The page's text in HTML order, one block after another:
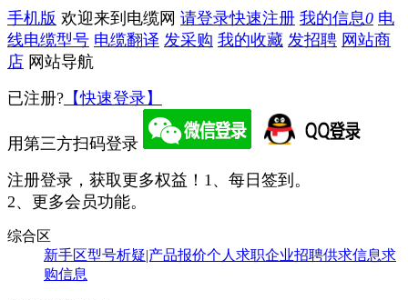
手机版 欢迎来到电缆网 请登录快速注册 我的信息0 电
线电缆型号 电缆翻译 发采购 我的收藏 发招聘 网站商
店 网站导航
已注册? 【快速登录】
用第三方扫码登录
注册登录，获取更多权益！ 1、每日签到。
2、更多会员功能。
综合区
新手区型号析疑|产品报价个人求职企业招聘供求信息求
购信息